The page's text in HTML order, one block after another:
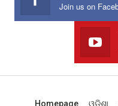
Homepage ଓଡିଶା